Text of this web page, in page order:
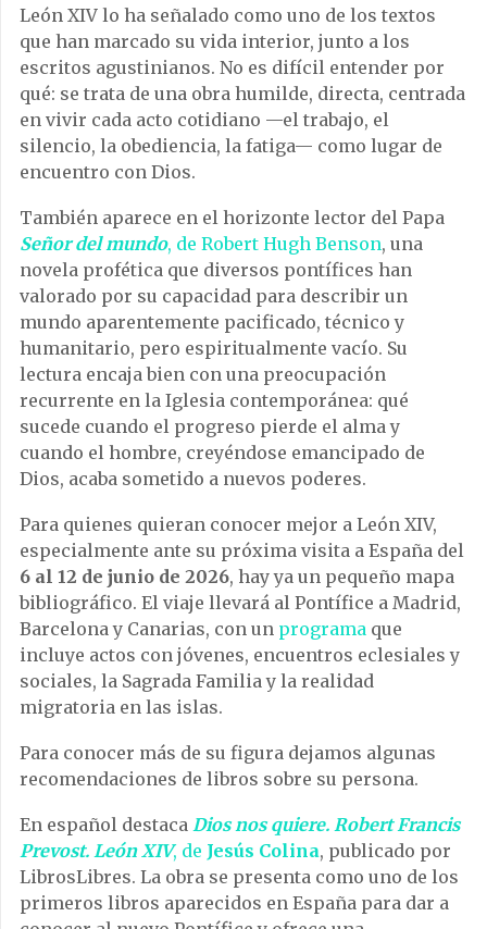
León XIV lo ha señalado como uno de los textos
que han marcado su vida interior, junto a los
escritos agustinianos. No es difícil entender por
qué: se trata de una obra humilde, directa, centrada
en vivir cada acto cotidiano —el trabajo, el
silencio, la obediencia, la fatiga— como lugar de
encuentro con Dios.
También aparece en el horizonte lector del Papa
Señor del mundo, de Robert Hugh Benson, una
novela profética que diversos pontífices han
valorado por su capacidad para describir un
mundo aparentemente pacificado, técnico y
humanitario, pero espiritualmente vacío. Su
lectura encaja bien con una preocupación
recurrente en la Iglesia contemporánea: qué
sucede cuando el progreso pierde el alma y
cuando el hombre, creyéndose emancipado de
Dios, acaba sometido a nuevos poderes.
Para quienes quieran conocer mejor a León XIV,
especialmente ante su próxima visita a España del
6 al 12 de junio de 2026, hay ya un pequeño mapa
bibliográfico. El viaje llevará al Pontífice a Madrid,
Barcelona y Canarias, con un programa que
incluye actos con jóvenes, encuentros eclesiales y
sociales, la Sagrada Familia y la realidad
migratoria en las islas.
Para conocer más de su figura dejamos algunas
recomendaciones de libros sobre su persona.
En español destaca Dios nos quiere. Robert Francis
Prevost. León XIV, de Jesús Colina, publicado por
LibrosLibres. La obra se presenta como uno de los
primeros libros aparecidos en España para dar a